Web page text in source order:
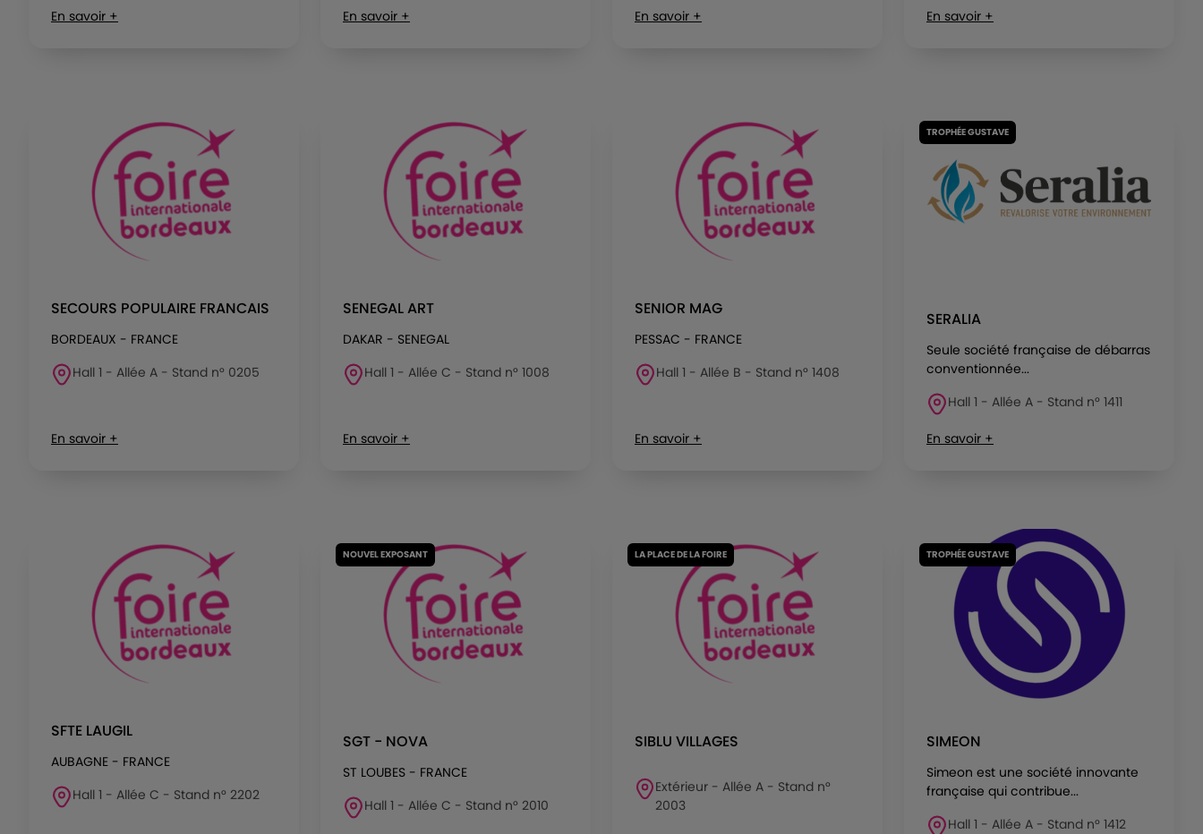
En savoir + En savoir + En savoir + En savoir +
SECOURS POPULAIRE FRANCAIS
BORDEAUX - FRANCE
Hall 1 - Allée A - Stand n° 0205
En savoir +
SENEGAL ART
DAKAR - SENEGAL
Hall 1 - Allée C - Stand n° 1008
En savoir +
SENIOR MAG
PESSAC - FRANCE
Hall 1 - Allée B - Stand n° 1408
En savoir +
TROPHÉE GUSTAVE
SERALIA
Seule société française de débarras
conventionnée...
Hall 1 - Allée A - Stand n° 1411
En savoir +
SFTE LAUGIL
AUBAGNE - FRANCE
Hall 1 - Allée C - Stand n° 2202
NOUVEL EXPOSANT
SGT - NOVA
ST LOUBES - FRANCE
Hall 1 - Allée C - Stand n° 2010
LA PLACE DE LA FOIRE
SIBLU VILLAGES
Extérieur - Allée A - Stand n°
2003
TROPHÉE GUSTAVE
SIMEON
Simeon est une société innovante
française qui contribue...
Hall 1 - Allée A - Stand n° 1412